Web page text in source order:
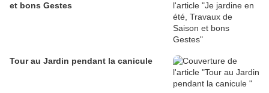
et bons Gestes
Tour au Jardin pendant la canicule